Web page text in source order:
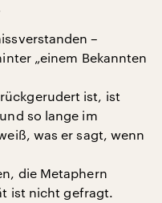
–
„einem Bekannten
ist, ist
so lange im
was er sagt, wenn
die Metaphern
ist nicht gefragt.